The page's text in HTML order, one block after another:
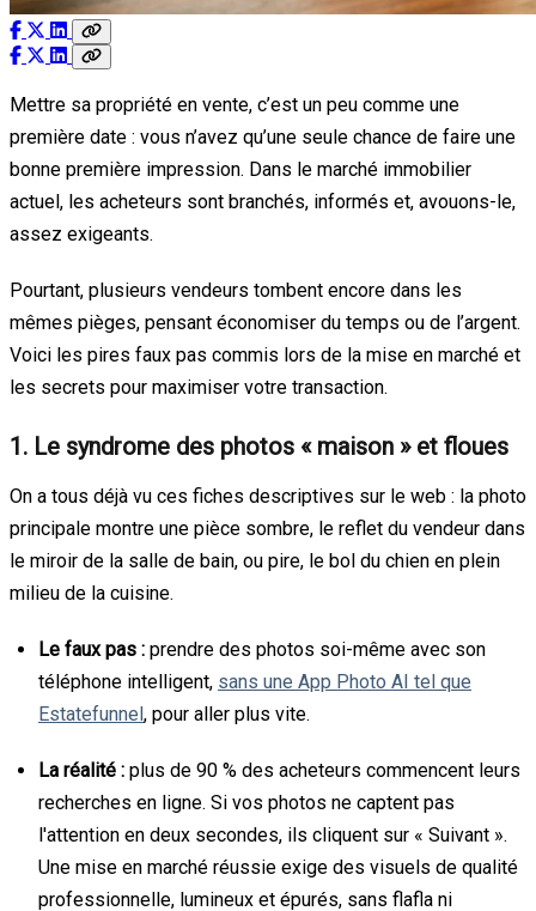
Mettre sa propriété en vente, c’est un peu comme une
première date : vous n’avez qu’une seule chance de faire une
bonne première impression. Dans le marché immobilier
actuel, les acheteurs sont branchés, informés et, avouons-le,
assez exigeants.
Pourtant, plusieurs vendeurs tombent encore dans les
mêmes pièges, pensant économiser du temps ou de l’argent.
Voici les pires faux pas commis lors de la mise en marché et
les secrets pour maximiser votre transaction.
1. Le syndrome des photos « maison » et floues
On a tous déjà vu ces fiches descriptives sur le web : la photo
principale montre une pièce sombre, le reflet du vendeur dans
le miroir de la salle de bain, ou pire, le bol du chien en plein
milieu de la cuisine.
Le faux pas : prendre des photos soi-même avec son
téléphone intelligent, sans une App Photo AI tel que
Estatefunnel, pour aller plus vite.
La réalité : plus de 90 % des acheteurs commencent leurs
recherches en ligne. Si vos photos ne captent pas
l'attention en deux secondes, ils cliquent sur « Suivant ».
Une mise en marché réussie exige des visuels de qualité
professionnelle, lumineux et épurés, sans flafla ni